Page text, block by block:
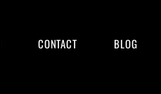
CONTACT BLOG